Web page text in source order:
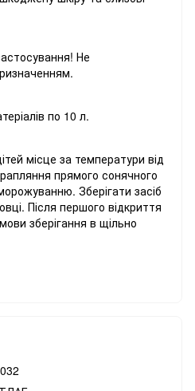
Не
по 10 л.
місце за температури від
прямого сонячного
Зберігати засіб
Після першого відкриття
зберігання в щільно